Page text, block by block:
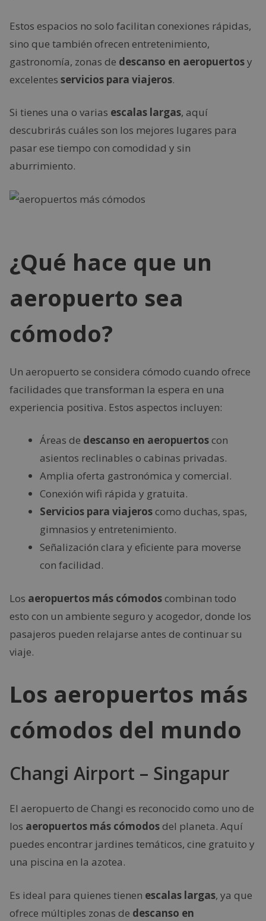
Estos espacios no solo facilitan conexiones rápidas,
sino que también ofrecen entretenimiento,
gastronomía, zonas de descanso en aeropuertosy
excelentes servicios para viajeros.
Si tienes una o varias escalas largas, aquí
descubrirás cuáles son los mejores lugares para
pasar ese tiempo con comodidad y sin
aburrimiento.
¿Qué hace que un
aeropuerto sea
cómodo?
Un aeropuerto se considera cómodo cuando ofrece
facilidades que transforman la espera en una
experiencia positiva. Estos aspectos incluyen:
Áreas de descanso en aeropuertoscon
asientos reclinables o cabinas privadas.
Amplia oferta gastronómica y comercial.
Conexión wifi rápida y gratuita.
Servicios para viajeroscomo duchas, spas,
gimnasios y entretenimiento.
Señalización clara y eficiente para moverse
con facilidad.
Los aeropuertos más cómodoscombinan todo
esto con un ambiente seguro y acogedor, donde los
pasajeros pueden relajarse antes de continuar su
viaje.
Los aeropuertos más
cómodos del mundo
Changi Airport – Singapur
El aeropuerto de Changi es reconocido como uno de
los aeropuertos más cómodosdel planeta. Aquí
puedes encontrar jardines temáticos, cine gratuito y
una piscina en la azotea.
Es ideal para quienes tienen escalas largas, ya que
ofrece múltiples zonas de descanso en